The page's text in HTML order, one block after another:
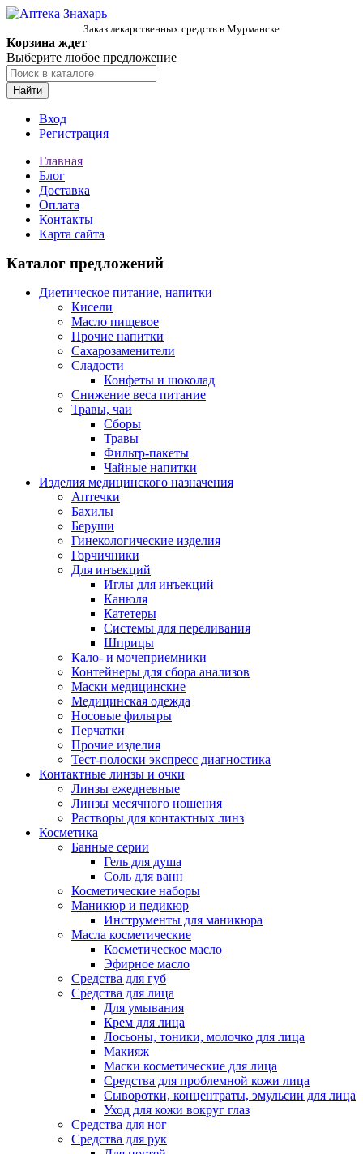
Заказ лекарственных средств в Мурманске
Корзина ждет
Выберите любое предложение
Найти
Вход
Регистрация
Главная
Блог
Доставка
Оплата
Контакты
Карта сайта
Каталог предложений
Диетическое питание, напитки
Кисели
Масло пищевое
Прочие напитки
Сахарозаменители
Сладости
Конфеты и шоколад
Снижение веса питание
Травы, чаи
Сборы
Травы
Фильтр-пакеты
Чайные напитки
Изделия медицинского назначения
Аптечки
Бахилы
Беруши
Гинекологические изделия
Горчичники
Для инъекций
Иглы для инъекций
Канюля
Катетеры
Системы для переливания
Шприцы
Кало- и мочеприемники
Контейнеры для сбора анализов
Маски медицинские
Медицинская одежда
Носовые фильтры
Перчатки
Прочие изделия
Тест-полоски экспресс диагностика
Контактные линзы и очки
Линзы ежедневные
Линзы месячного ношения
Растворы для контактных линз
Косметика
Банные серии
Гель для душа
Соль для ванн
Косметические наборы
Маникюр и педикюр
Инструменты для маникюра
Масла косметические
Косметическое масло
Эфирное масло
Средства для губ
Средства для лица
Для умывания
Крем для лица
Лосьоны, тоники, молочко для лица
Макияж
Маски косметические для лица
Средства для проблемной кожи лица
Сыворотки, концентраты, эмульсии для лица
Уход для кожи вокруг глаз
Средства для ног
Средства для рук